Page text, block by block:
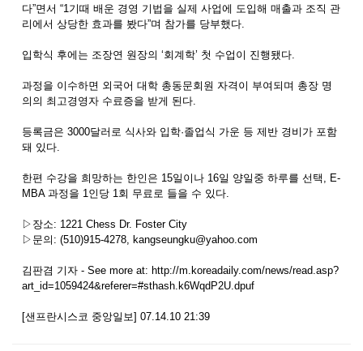
다”면서 “1기때 배운 경영 기법을 실제 사업에 도입해 매출과 조직 관
리에서 상당한 효과를 봤다”며 참가를 당부했다.
입학식 후에는 조장연 원장의 ‘회계학’ 첫 수업이 진행됐다.
과정을 이수하면 외국어 대학 총동문회원 자격이 부여되며 총장 명
의의 최고경영자 수료증을 받게 된다.
등록금은 3000달러로 식사와 입학·졸업식 가운 등 제반 경비가 포함
돼 있다.
한편 수강을 희망하는 한인은 15일이나 16일 양일중 하루를 선택, E-
MBA 과정을 1인당 1회 무료로 들을 수 있다.
▷장소: 1221 Chess Dr. Foster City
▷문의: (510)915-4278, kangseungku@yahoo.com
김판겸 기자 - See more at: http://m.koreadaily.com/news/read.asp?
art_id=1059424&referer=#sthash.k6WqdP2U.dpuf
[샌프란시스코 중앙일보] 07.14.10 21:39